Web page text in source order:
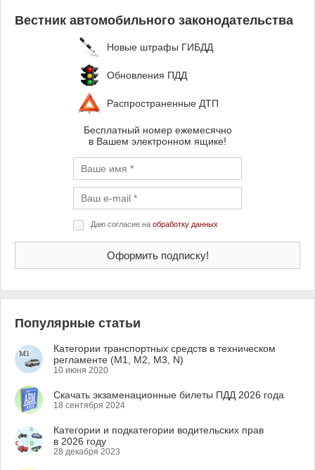
Вестник автомобильного законодательства
Новые штрафы ГИБДД
Обновления ПДД
Распространенные ДТП
Бесплатный номер ежемесячно
в Вашем электронном ящике!
Даю согласие на обработку данных
Популярные статьи
Категории транспортных средств в техническом
регламенте (M1, M2, M3, N)
10 июня 2020
Скачать экзаменационные билеты ПДД 2026 года
18 сентября 2024
Категории и подкатегории водительских прав
в 2026 году
28 декабря 2023